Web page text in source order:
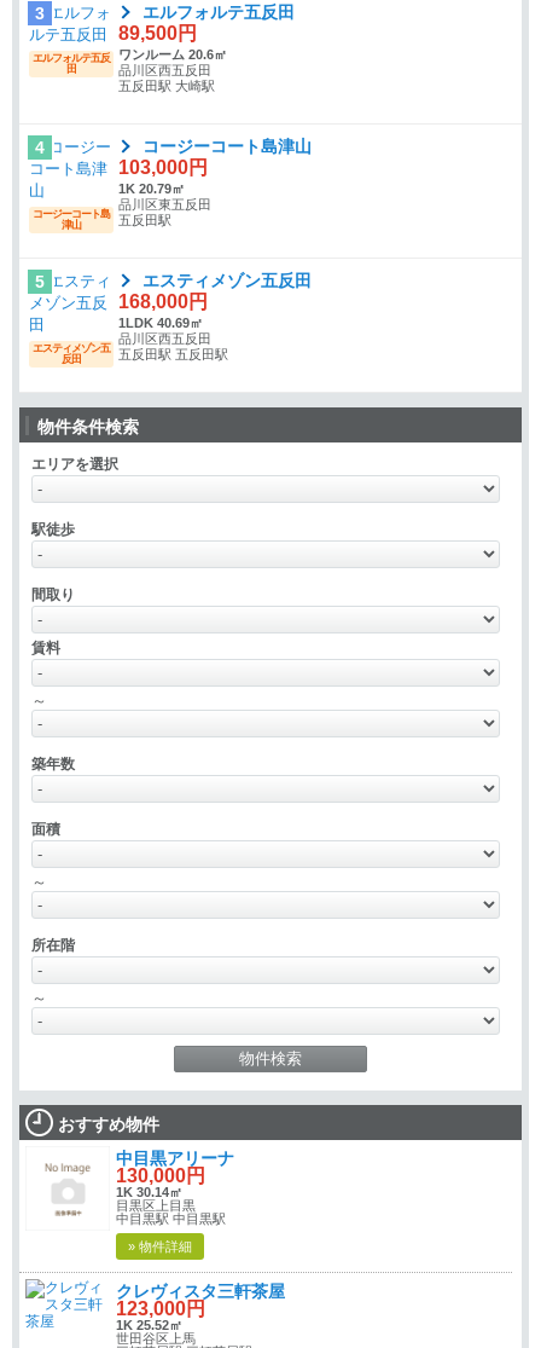
3
エルフォルテ五反
田
エルフォルテ五反田
89,500円
ワンルーム 20.6㎡
品川区西五反田
五反田駅 大崎駅
4
コージーコート島
津山
コージーコート島津山
103,000円
1K 20.79㎡
品川区東五反田
五反田駅
5
エスティメゾン五
反田
エスティメゾン五反田
168,000円
1LDK 40.69㎡
品川区西五反田
五反田駅 五反田駅
物件条件検索
エリアを選択
駅徒歩
間取り
賃料
～
築年数
面積
～
所在階
～
おすすめ物件
中目黒アリーナ
130,000円
1K 30.14㎡
目黒区上目黒
中目黒駅 中目黒駅
» 物件詳細
クレヴィスタ三軒茶屋
123,000円
1K 25.52㎡
世田谷区上馬